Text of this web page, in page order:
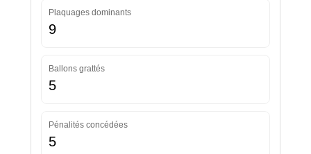
Plaquages dominants
9
Ballons grattés
5
Pénalités concédées
5